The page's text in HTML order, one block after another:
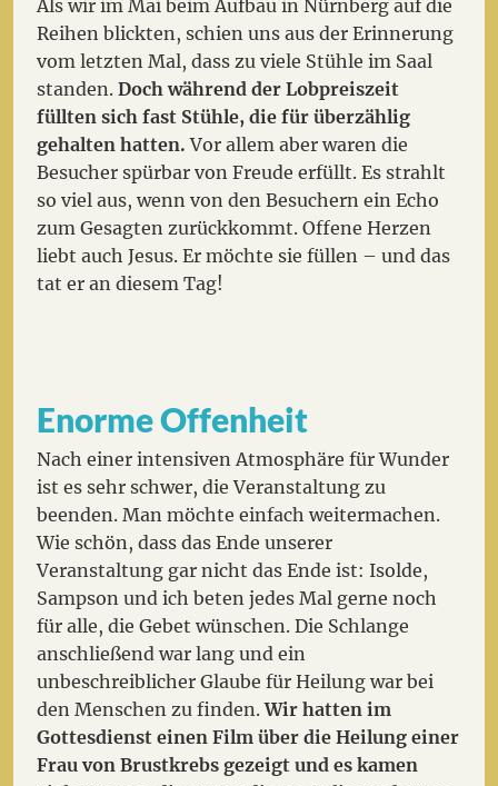
Als wir im Mai beim Aufbau in Nürnberg auf die
Reihen blickten, schien uns aus der Erinnerung
vom letzten Mal, dass zu viele Stühle im Saal
standen.Doch während der Lobpreiszeit
füllten sich fast Stühle, die für überzählig
gehalten hatten. Vor allem aber waren die
Besucher spürbar von Freude erfüllt. Es strahlt
so viel aus, wenn von den Besuchern ein Echo
zum Gesagten zurückkommt. Offene Herzen
liebt auch Jesus. Er möchte sie füllen – und das
tat er an diesem Tag!
Enorme Offenheit
Nach einer intensiven Atmosphäre für Wunder
ist es sehr schwer, die Veranstaltung zu
beenden. Man möchte einfach weitermachen.
Wie schön, dass das Ende unserer
Veranstaltung gar nicht das Ende ist: Isolde,
Sampson und ich beten jedes Mal gerne noch
für alle, die Gebet wünschen. Die Schlange
anschließend war lang und ein
unbeschreiblicher Glaube für Heilung war bei
den Menschen zu finden.Wir hatten im
Gottesdienst einen Film über die Heilung einer
Frau von Brustkrebs gezeigt und es kamen